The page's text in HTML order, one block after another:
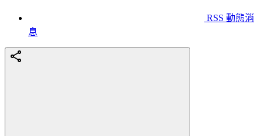
RSS 動態消
息